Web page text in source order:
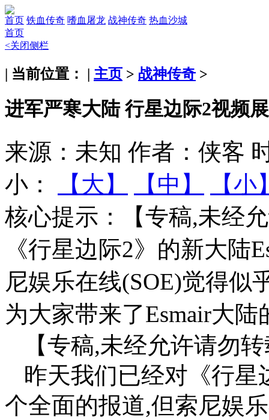
首页 铁血传奇 嗜血屠龙 战神传奇 热血沙城
首页
<关闭侧栏
| 当前位置： | 主页 > 战神传奇 >
进军严寒大陆 行星边际2视频
来源：未知 作者：侠客
小：
【大】 【中】
【小
核心提示：
【专稿,未经
《行星边际2》的新大陆
尼娱乐在线(SOE)觉得似
为大家带来了Esmair大
【专稿,未经允许请勿
昨天我们已经对《行星
个全面的报道,但索尼娱